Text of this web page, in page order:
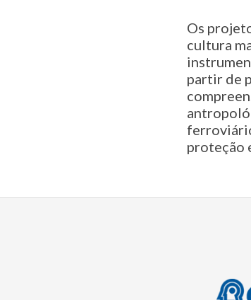
Os
cultura
partir de
proteção
12-